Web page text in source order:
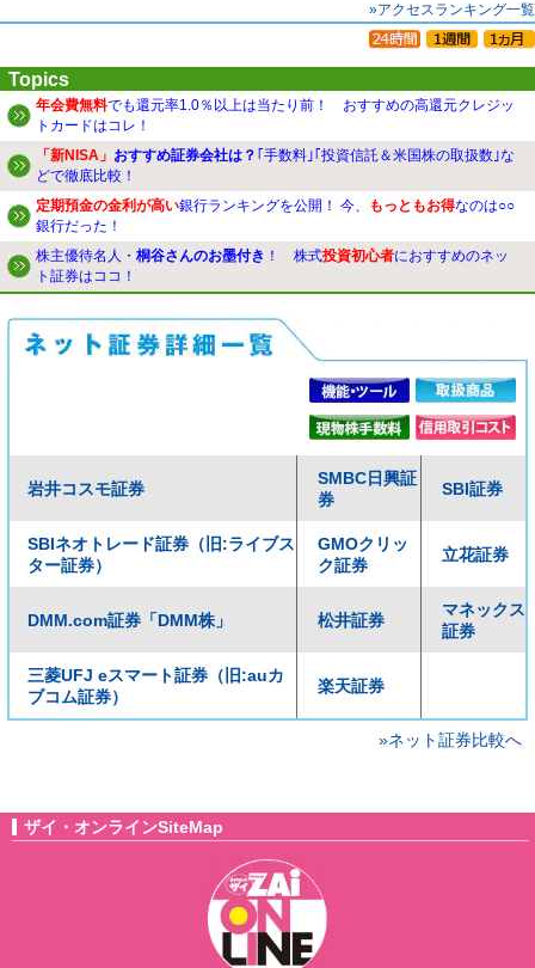
»アクセスランキング一覧
Topics
年会費無料でも還元率1.0％以上は当たり前！ おすすめの高還元クレジッ
トカードはコレ！
「新NISA」 おすすめ証券会社は？ ｢手数料｣｢投資信託＆米国株の取扱数｣な
どで徹底比較！
定期預金の金利が高い銀行ランキングを公開！ 今、 もっともお得なのは○○
銀行だった！
株主優待名人・ 桐谷さんのお墨付き ！ 株式投資初心者におすすめのネッ
ト証券はココ！
岩井コスモ証券
SMBC日興証
券
SBI証券
SBIネオトレード証券（旧:ライブス
ター証券）
GMOクリッ
ク証券
立花証券
DMM.com証券「DMM株」 松井証券
マネックス
証券
三菱UFJ eスマート証券（旧:auカ
ブコム証券）
楽天証券
»ネット証券比較へ
ザイ・オンラインSiteMap